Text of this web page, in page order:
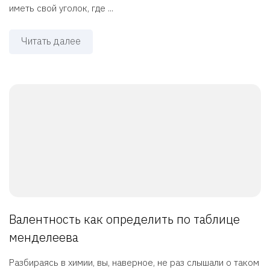
иметь свой уголок, где ...
Читать далее
Валентность как определить по таблице
менделеева
Разбираясь в химии, вы, наверное, не раз слышали о таком